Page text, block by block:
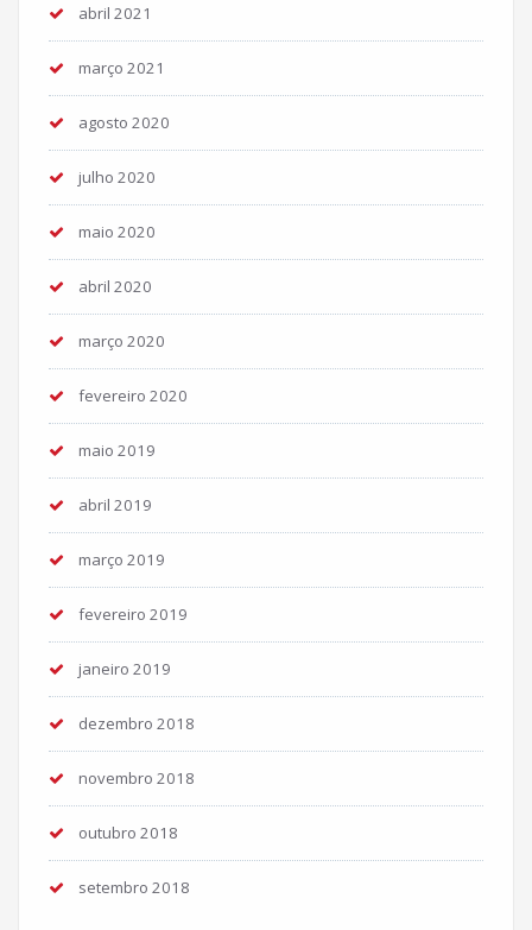
abril 2021
março 2021
agosto 2020
julho 2020
maio 2020
abril 2020
março 2020
fevereiro 2020
maio 2019
abril 2019
março 2019
fevereiro 2019
janeiro 2019
dezembro 2018
novembro 2018
outubro 2018
setembro 2018